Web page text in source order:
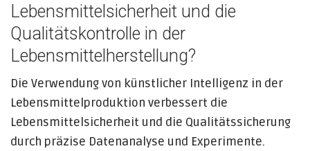
Lebensmittelsicherheit und die
Qualitätskontrolle in der
Lebensmittelherstellung?
Die Verwendung von künstlicher Intelligenz in der
Lebensmittelproduktion verbessert die
Lebensmittelsicherheit und die Qualitätssicherung
durch präzise Datenanalyse und Experimente.